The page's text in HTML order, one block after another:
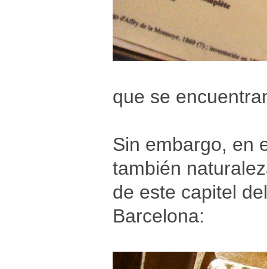
que se
Sin embargo, en
también
de este capitel
Barcelona: